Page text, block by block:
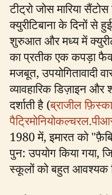
टीट्रो जोस मारिया सैंटोस
क्युरीटिबाना के दिनों से
शुरुआत और मध्य में
का प्रतीक एक कपड़ा
मजबूत, उपयोगितावादी
व्यावहारिक डिज़ाइन
दर्शाती है (ब्राजील
1980 में, इमारत को
पुन: उपयोग किया गया,
स्कूलों को बहुत आवश्यक